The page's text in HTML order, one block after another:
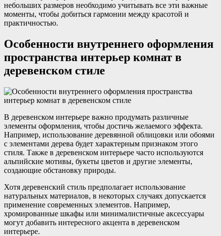
небольших размеров необходимо учитывать все эти важные
моменты, чтобы добиться гармонии между красотой и
практичностью.
Особенности внутреннего оформления
пространства интерьер комнат в
деревенском стиле
В деревенском интерьере важно продумать различные
элементы оформления, чтобы достичь желаемого эффекта.
Например, использование деревянной облицовки или обоями
с элементами дерева будет характерным признаком этого
стиля. Также в деревенском интерьере часто используются
альпийские мотивы, букеты цветов и другие элементы,
создающие обстановку природы.
Хотя деревенский стиль предполагает использование
натуральных материалов, в некоторых случаях допускается
применение современных элементов. Например,
хромированные шкафы или минималистичные аксессуары
могут добавить интересного акцента в деревенском
интерьере.